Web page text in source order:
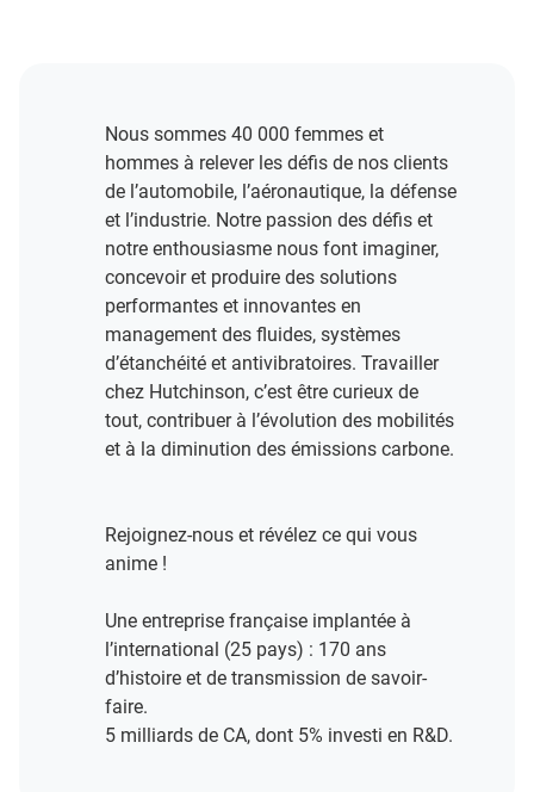
Nous sommes 40 000 femmes et
hommes à relever les défis de nos clients
de l’automobile, l’aéronautique, la défense
et l’industrie. Notre passion des défis et
notre enthousiasme nous font imaginer,
concevoir et produire des solutions
performantes et innovantes en
management des fluides, systèmes
d’étanchéité et antivibratoires. Travailler
chez Hutchinson, c’est être curieux de
tout, contribuer à l’évolution des mobilités
et à la diminution des émissions carbone.
Rejoignez-nous et révélez ce qui vous
anime !​
Une entreprise française implantée à
l’international (25 pays) : 170 ans
d’histoire et de transmission de savoir-
faire.​
5 milliards de CA, dont 5% investi en R&D​.